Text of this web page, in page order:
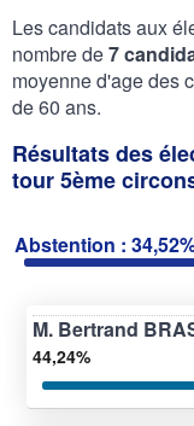
Les candidats aux
nombre de7
moyenne d'age des
de 60 ans.
Résultats des
tour 5ème
Abstention :
M. Bertrand
44,24%